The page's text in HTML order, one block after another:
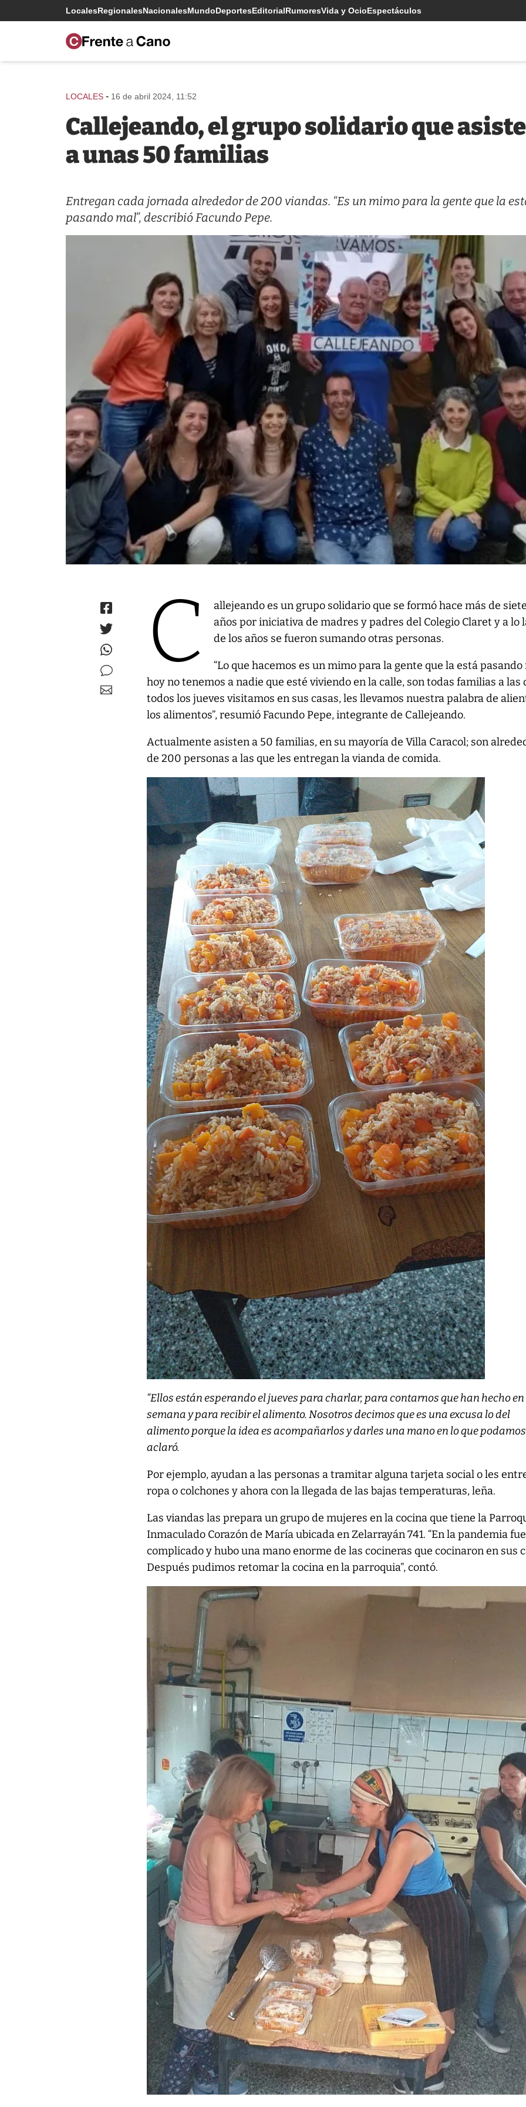
LocalesRegionalesNacionalesMundoDeportesEditorialRumoresVida y OcioEspectáculos
LOCALES - 16 de abril 2024, 11:52
Callejeando, el grupo solidario que
a unas 50 familias
Entregan cada jornada alrededor de 200 viandas. “Es un mimo para la gente que la
pasando mal”, describió Facundo Pepe.
C
allejeando es un grupo solidario que se formó hace más de siete
años por iniciativa de madres y padres del Colegio Claret y a lo
de los años se fueron sumando otras personas.
“Lo que hacemos es un mimo para la gente que la está pasando
hoy no tenemos a nadie que esté viviendo en la calle, son todas familias a las
todos los jueves visitamos en sus casas, les llevamos nuestra palabra de
los alimentos”, resumió Facundo Pepe, integrante de Callejeando.
Actualmente asisten a 50 familias, en su mayoría de Villa Caracol; son
de 200 personas a las que les entregan la vianda de comida.
“Ellos están esperando el jueves para charlar, para contarnos que han hecho en
semana y para recibir el alimento. Nosotros decimos que es una excusa lo del
alimento porque la idea es acompañarlos y darles una mano en lo que
aclaró.
Por ejemplo, ayudan a las personas a tramitar alguna tarjeta social o les
ropa o colchones y ahora con la llegada de las bajas temperaturas, leña.
Las viandas las prepara un grupo de mujeres en la cocina que tiene la
Inmaculado Corazón de María ubicada en Zelarrayán 741. “En la pandemia fue
complicado y hubo una mano enorme de las cocineras que cocinaron en sus
Después pudimos retomar la cocina en la parroquia”, contó.